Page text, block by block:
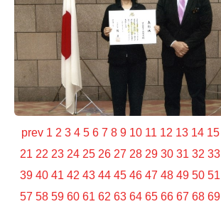
prev 1 2 3 4 5 6 7 8 9 10 11 12 13 14 15
21 22 23 24 25 26 27 28 29 30 31 32 33
39 40 41 42 43 44 45 46 47 48 49 50 51
57 58 59 60 61 62 63 64 65 66 67 68 69